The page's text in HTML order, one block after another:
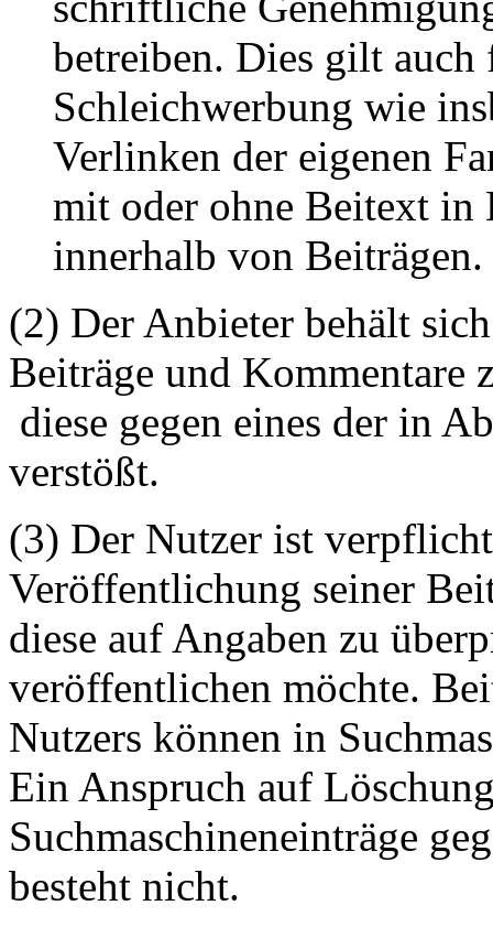
betreiben. Dies gilt auch
Schleichwerbung wie
Verlinken der eigenen
mit oder ohne Beitext in
innerhalb von Beiträgen.
(2) Der Anbieter behält
Beiträge und Kommentare
diese gegen eines der in
verstößt.
(3) Der Nutzer ist
Veröffentlichung seiner
diese auf Angaben zu
veröffentlichen möchte.
Nutzers können in
Ein Anspruch auf
Suchmaschineneinträge
besteht nicht.